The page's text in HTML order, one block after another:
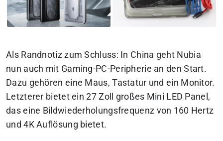
Als Randnotiz zum Schluss: In China geht Nubia
nun auch mit Gaming-PC-Peripherie an den Start.
Dazu gehören eine Maus, Tastatur und ein Monitor.
Letzterer bietet ein 27 Zoll großes Mini LED Panel,
das eine Bildwiederholungsfrequenz von 160 Hertz
und 4K Auflösung bietet.